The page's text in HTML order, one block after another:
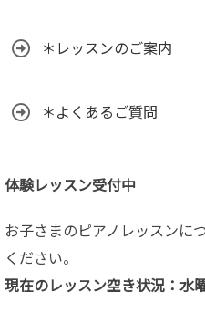
＊レッスンのご案内
＊よくあるご質問
体験レッスン受付中
お子さまのピアノレッスンに
ください。
現在のレッスン空き状況：水